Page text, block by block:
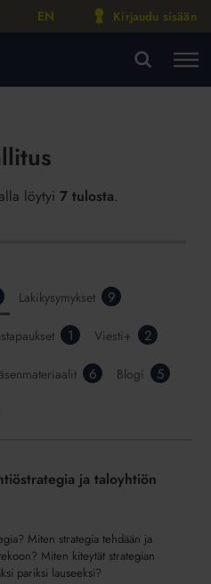
EN Kirjaudu sisään
löytyi 7 tulosta.
Lakikysymykset 9
1 Viesti+ 2
6 Blogi 5
ja taloyhtiön
Miten strategia tehdään ja
Miten kiteytät strategian
pariksi lauseeksi?